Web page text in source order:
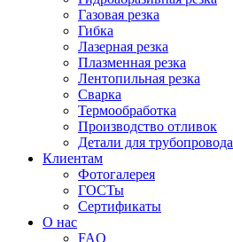
Газовая резка
Гибка
Лазерная резка
Плазменная резка
Лентопильная резка
Сварка
Термообработка
Производство отливок
Детали для трубопровода
Клиентам
Фотогалерея
ГОСТы
Сертификаты
О нас
FAQ